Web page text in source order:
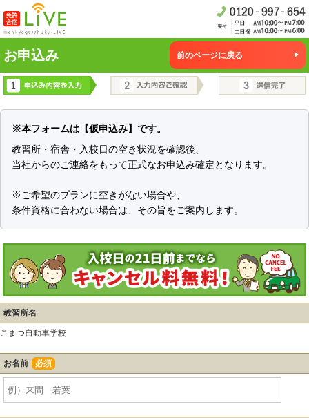
お申込み 前のページに戻る
※本フォームは【仮申込み】です。
教習所・宿舎・入校日の空き状況を確認後、
当社からのご連絡をもって正式なお申込み確定となります。
※ご希望のプランに空きがない場合や、
条件資格に合わない場合は、その旨をご案内します。
教習所名
こまつ自動車学校
お名前 必須